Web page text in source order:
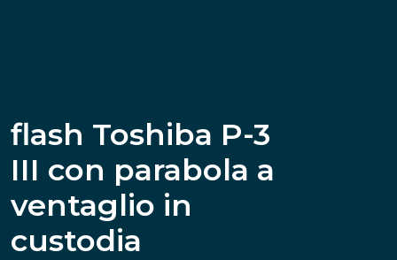
flash Toshiba P-3
III con parabola a
ventaglio in
custodia